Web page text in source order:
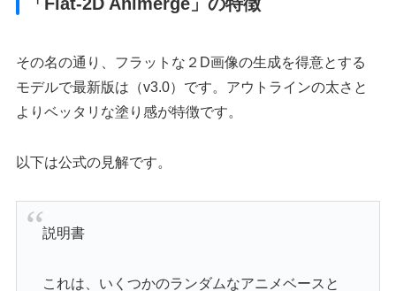
その名の通り、フラットな２D画像の生成を得意とする
モデルで最新版は（v3.0）です。アウトラインの太さと
よりベッタリな塗り感が特徴です。
以下は公式の見解です。
説明書
これは、いくつかのランダムなアニメベースと